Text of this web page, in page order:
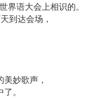
界语大会上相识的。
到达会场，
妙歌声，
。